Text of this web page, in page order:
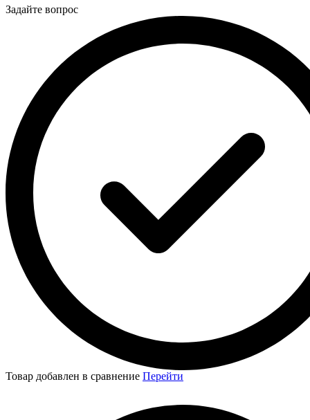
Задайте вопрос
Товар добавлен в сравнение Перейти